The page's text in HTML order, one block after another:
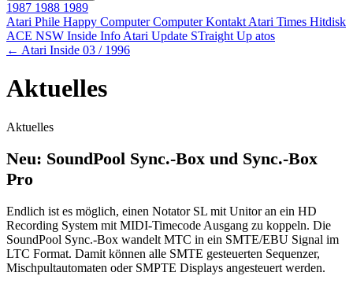
1987 1988 1989
Atari Phile Happy ComputerComputer Kontakt Atari Times Hitdisk
ACE NSW Inside Info Atari Update STraight Up atos
← Atari Inside 03 / 1996
Aktuelles
Aktuelles
Neu: SoundPool Sync.-Box und Sync.-Box
Pro
Endlich ist es möglich, einen Notator SL mit Unitor an ein HD
Recording System mit MIDI-Timecode Ausgang zu koppeln. Die
SoundPool Sync.-Box wandelt MTC in ein SMTE/EBU Signal im
LTC Format. Damit können alle SMTE gesteuerten Sequenzer,
Mischpultautomaten oder SMPTE Displays angesteuert werden.